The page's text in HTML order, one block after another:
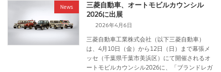
News
三菱自動車、オートモビルカウンシル
2026に出展
2026年4月6日
三菱自動車工業株式会社（以下三菱自動車）
は、4月10日（金）から12日（日）まで幕張メ
ッセ（千葉県千葉市美浜区）にて開催されるオ
ートモビルカウンシル2026に、「ブランドレガ